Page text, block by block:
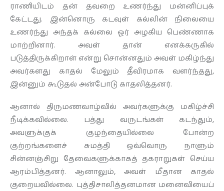
ராணியிடம் தன் தவறை உணர்ந்து மன்னிப்புக்
கேட்டது. இன்னொரு கடவுள் கல்லின் நிலையை
உணர்ந்து அந்தக் கல்லை ஓர் அழகிய பெண்ணாக
மாற்றினார். அவள் தான் எனக்கருகில்
படுத்திருக்கிறாள் என்று சொன்னதும் அவள் மகிழ்ந்து
அவர்களது காதல் மேலும் தீவிரமாக வளர்ந்தது,
இன்னும் கூடுதல் அன்போடு காதலித்தனர்.
ஆனால் திருமணவாழ்வில் அவர்களுக்கு மகிழ்ச்சி
நீடிக்கவில்லை. பத்து வருடங்கள் கடந்தும்,
அவளுக்குக் குழந்தையில்லை போன்ற
குற்றங்களைச் சுமத்தி ஒவ்வொரு நாளும்
சின்னஞ்சிறு தேவைகளுக்காகத் தகராறுகள் செய்ய
ஆரம்பித்தனர். ஆனாலும், அவள் மீதான காதல்
குறையவில்லை. புத்திசாலித்தனமான மனைவியைப்